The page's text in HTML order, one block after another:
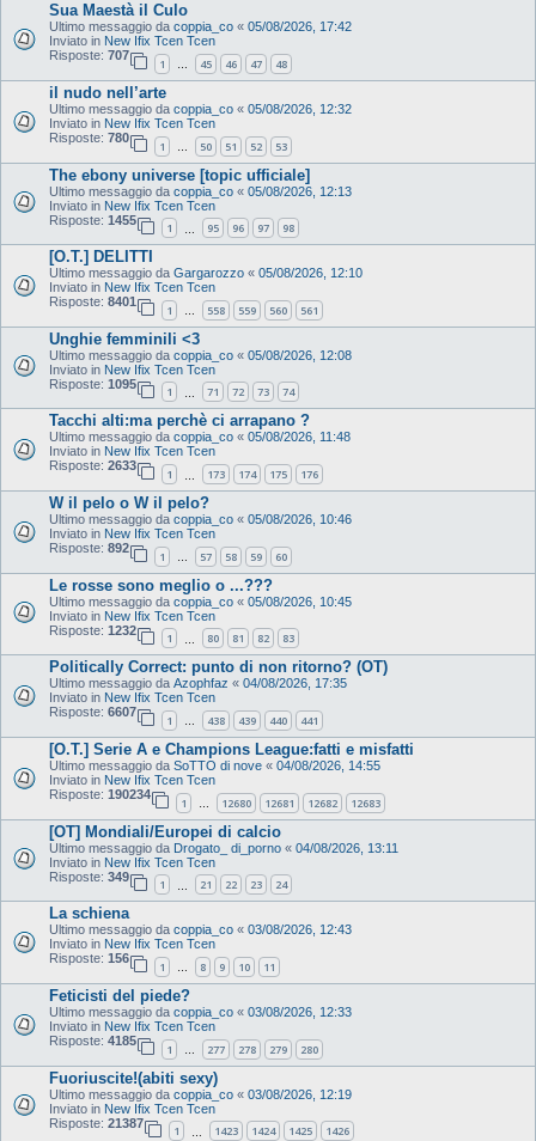
Sua Maestà il Culo
Ultimo messaggio da coppia_co « 05/08/2026, 17:42
Inviato in New Ifix Tcen Tcen
Risposte: 707
1 … 45 46 47 48
il nudo nell’arte
Ultimo messaggio da coppia_co « 05/08/2026, 12:32
Inviato in New Ifix Tcen Tcen
Risposte: 780
1 50 51 52 53
The ebony universe [topic ufficiale]
Ultimo messaggio da coppia_co « 05/08/2026, 12:13
Inviato in New Ifix Tcen Tcen
Risposte: 1455
1 95 96 97 98
[O.T.] DELITTI
Ultimo messaggio da Gargarozzo « 05/08/2026, 12:10
Inviato in New Ifix Tcen Tcen
Risposte: 8401
1 … 558 559 560 561
Unghie femminili <3
Ultimo messaggio da coppia_co « 05/08/2026, 12:08
Inviato in New Ifix Tcen Tcen
Risposte: 1095
1 71 72 73 74
Tacchi alti:ma perchè ci arrapano ?
Ultimo messaggio da coppia_co « 05/08/2026, 11:48
Inviato in New Ifix Tcen Tcen
Risposte: 2633
1 173 174 175 176
W il pelo o W il pelo?
Ultimo messaggio da coppia_co « 05/08/2026, 10:46
Inviato in New Ifix Tcen Tcen
Risposte: 892
1 … 57 58 59 60
Le rosse sono meglio o ...???
Ultimo messaggio da coppia_co « 05/08/2026, 10:45
Inviato in New Ifix Tcen Tcen
Risposte: 1232
1 80 81 82 83
Politically Correct: punto di non ritorno? (OT)
Ultimo messaggio da Azophfaz « 04/08/2026, 17:35
Inviato in New Ifix Tcen Tcen
Risposte: 6607
1 … 438 439 440 441
[O.T.] Serie A e Champions League:fatti e misfatti
Ultimo messaggio da SoTTO di nove « 04/08/2026, 14:55
Inviato in New Ifix Tcen Tcen
Risposte: 190234
1 … 12680 12681 12682 12683
[OT] Mondiali/Europei di calcio
Ultimo messaggio da Drogato_ di_porno « 04/08/2026, 13:11
Inviato in New Ifix Tcen Tcen
Risposte: 349
1 21 22 23 24
La schiena
Ultimo messaggio da coppia_co « 03/08/2026, 12:43
Inviato in New Ifix Tcen Tcen
Risposte: 156
1 … 8 9 10 11
Feticisti del piede?
Ultimo messaggio da coppia_co « 03/08/2026, 12:33
Inviato in New Ifix Tcen Tcen
Risposte: 4185
1 … 277 278 279 280
Fuoriuscite!(abiti sexy)
Ultimo messaggio da coppia_co « 03/08/2026, 12:19
Inviato in New Ifix Tcen Tcen
Risposte: 21387
1 1423 1424 1425 1426